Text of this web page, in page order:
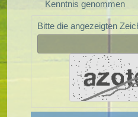
Kenntnis genommen
Bitte die angezeigten